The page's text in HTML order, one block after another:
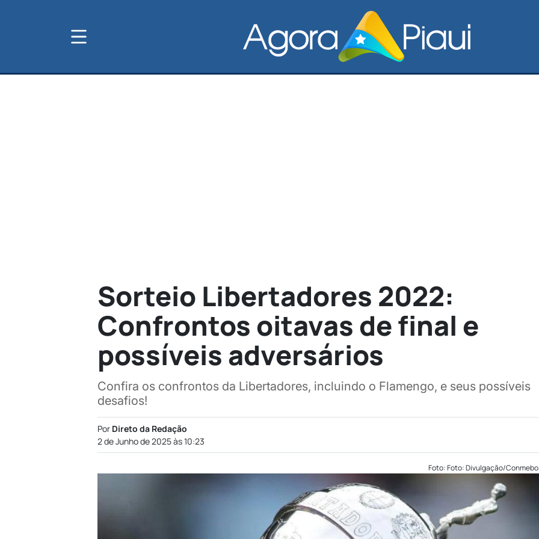
Sorteio Libertadores 2022:
Confrontos oitavas de final e
possíveis adversários
Confira os confrontos da Libertadores, incluindo o Flamengo, e seus possíveis
desafios!
Por Direto da Redação
2 de Junho de 2025 às 10:23
Foto: Foto: Divulgação/